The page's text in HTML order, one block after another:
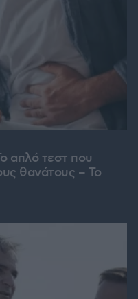
απλό τεστ που
θανάτους – Το